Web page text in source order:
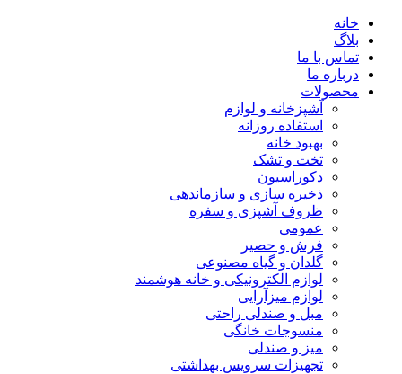
خانه
بلاگ
تماس با ما
درباره ما
محصولات
آشپزخانه و لوازم
استفاده روزانه
بهبود خانه
تخت و تشک
دکوراسیون
ذخیره سازی و سازماندهی
ظروف آشپزی و سفره
عمومی
فرش و حصیر
گلدان و گیاه مصنوعی
لوازم الکترونیکی و خانه هوشمند
لوازم میزآرایی
مبل و صندلی راحتی
منسوجات خانگی
میز و صندلی
تجهیزات سرویس بهداشتی